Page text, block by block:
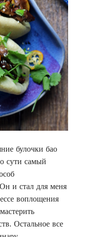
булочки бао
сути самый
и стал для меня
воплощения
Остальное все